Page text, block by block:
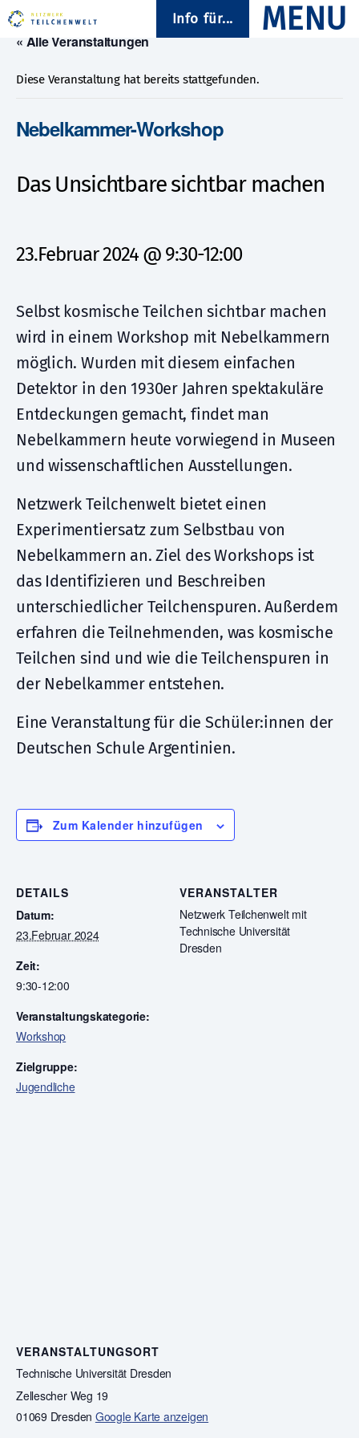
Info für...
« Alle Veranstaltungen
Diese Veranstaltung hat bereits stattgefunden.
Nebelkammer-Workshop
Das Unsichtbare sichtbar machen
23.Februar 2024 @ 9:30-12:00
Selbst kosmische Teilchen sichtbar machen
wird in einem Workshop mit Nebelkammern
möglich. Wurden mit diesem einfachen
Detektor in den 1930er Jahren spektakuläre
Entdeckungen gemacht, findet man
Nebelkammern heute vorwiegend in Museen
und wissenschaftlichen Ausstellungen.
Netzwerk Teilchenwelt bietet einen
Experimentiersatz zum Selbstbau von
Nebelkammern an. Ziel des Workshops ist
das Identifizieren und Beschreiben
unterschiedlicher Teilchenspuren. Außerdem
erfahren die Teilnehmenden, was kosmische
Teilchen sind und wie die Teilchenspuren in
der Nebelkammer entstehen.
Eine Veranstaltung für die Schüler:innen der
Deutschen Schule Argentinien.
Zum Kalender hinzufügen
DETAILS
Datum:
23.Februar 2024
Zeit:
9:30-12:00
Veranstaltungskategorie:
Workshop
Zielgruppe:
Jugendliche
VERANSTALTER
Netzwerk Teilchenwelt mit
Technische Universität
Dresden
VERANSTALTUNGSORT
Technische Universität Dresden
Zellescher Weg 19
01069 Dresden Google Karte anzeigen